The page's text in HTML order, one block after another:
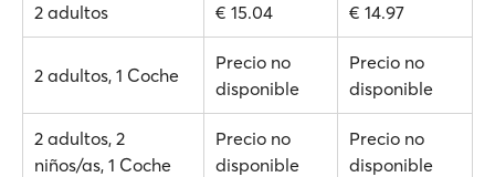
2 adultos € 15.04 € 14.97
2 adultos, 1 Coche
Precio no
disponible
Precio no
disponible
2 adultos, 2
niños/as, 1 Coche
Precio no
disponible
Precio no
disponible